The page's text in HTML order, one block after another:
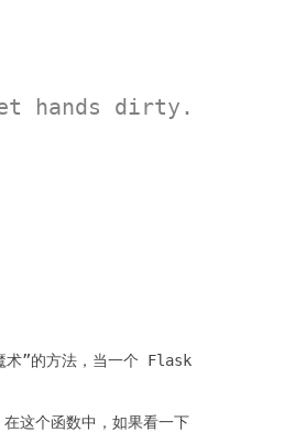
hands dirty.
术”的方法，当一个 Flask
在这个函数中，如果看一下